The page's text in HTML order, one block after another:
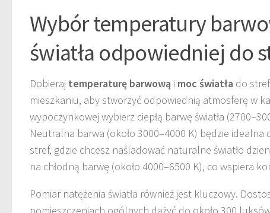
Wybór temperatury
światła odpowiedniej do
Dobieraj temperaturę barwową i moc światła do
mieszkaniu, aby stworzyć odpowiednią atmosferę w
wypoczynkowej wybierz ciepłą barwę światła
Neutralna barwa (około 3000–4000 K) będzie
stref, gdzie chcesz naśladować naturalne światło
na chłodną barwę (około 4000–6500 K), co wspiera
Pomiar natężenia światła również jest kluczowy.
pomieszczeniach ogólnych dążyć do około 300